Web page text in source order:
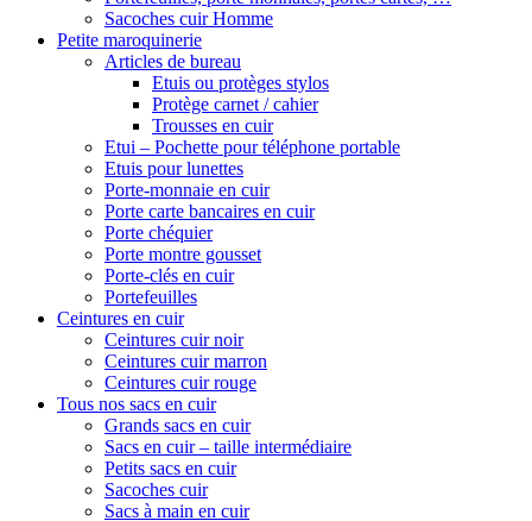
Sacoches cuir Homme
Petite maroquinerie
Articles de bureau
Etuis ou protèges stylos
Protège carnet / cahier
Trousses en cuir
Etui – Pochette pour téléphone portable
Etuis pour lunettes
Porte-monnaie en cuir
Porte carte bancaires en cuir
Porte chéquier
Porte montre gousset
Porte-clés en cuir
Portefeuilles
Ceintures en cuir
Ceintures cuir noir
Ceintures cuir marron
Ceintures cuir rouge
Tous nos sacs en cuir
Grands sacs en cuir
Sacs en cuir – taille intermédiaire
Petits sacs en cuir
Sacoches cuir
Sacs à main en cuir